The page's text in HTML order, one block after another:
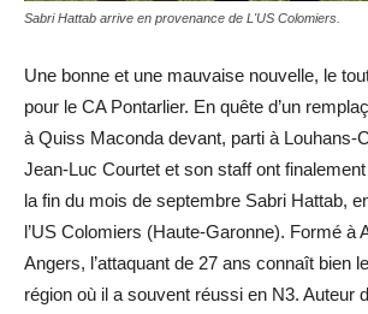
Sabri Hattab arrive en provenance de L'US Colomiers.
Une bonne et une mauvaise nouvelle, le
pour le CA Pontarlier. En quête d’un
à Quiss Maconda devant, parti à Louhans-
Jean-Luc Courtet et son staff ont
la fin du mois de septembre Sabri Hattab,
l’US Colomiers (Haute-Garonne). Formé à
Angers, l’attaquant de 27 ans connaît bien
région où il a souvent réussi en N3. Auteur